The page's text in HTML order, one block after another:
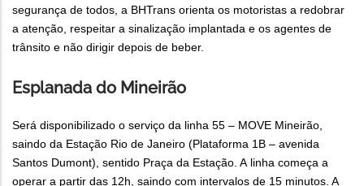
segurança de todos, a BHTrans orienta os motoristas a redobrar
a atenção, respeitar a sinalização implantada e os agentes de
trânsito e não dirigir depois de beber.
Esplanada do Mineirão
Será disponibilizado o serviço da linha 55 – MOVE Mineirão,
saindo da Estação Rio de Janeiro (Plataforma 1B – avenida
Santos Dumont), sentido Praça da Estação. A linha começa a
operar a partir das 12h, saindo com intervalos de 15 minutos. A